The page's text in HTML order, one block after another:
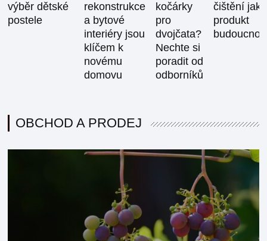
výběr dětské
postele
rekonstrukce
a bytové
interiéry jsou
klíčem k
novému
domovu
kočárky
pro
dvojčata?
Nechte si
poradit od
odborníků
čištění jako
produkt
OBCHOD A PRODEJ